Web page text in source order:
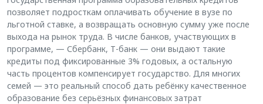
позволяет подросткам оплачивать обучение в вузе по
льготной ставке, а возвращать основную сумму уже после
выхода на рынок труда. В числе банков, участвующих в
программе, — Сбербанк, Т-банк — они выдают такие
кредиты под фиксированные 3% годовых, а остальную
часть процентов компенсирует государство. Для многих
семей — это реальный способ дать ребёнку качественное
образование без серьёзных финансовых затрат